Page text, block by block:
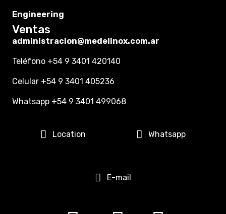
Engineering
Ventas
administracion@medelinox.com.ar
Teléfono +54 9 3401 420140
Celular +54 9 3401 405236
Whatsapp +54 9 3401 499068
Location Whatsapp
E-mail